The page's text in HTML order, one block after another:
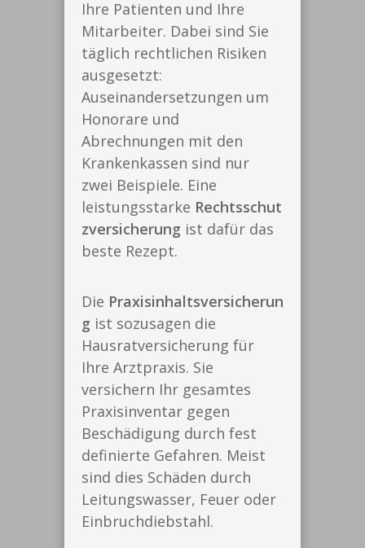
Ihre Patienten und Ihre
Mitarbeiter. Dabei sind Sie
täglich rechtlichen Risiken
ausgesetzt:
Auseinandersetzungen um
Honorare und
Abrechnungen mit den
Krankenkassen sind nur
zwei Beispiele. Eine
leistungsstarke Rechtsschut
zversicherung ist dafür das
beste Rezept.
Die Praxisinhaltsversicherun
g ist sozusagen die
Hausratversicherung für
Ihre Arztpraxis. Sie
versichern Ihr gesamtes
Praxisinventar gegen
Beschädigung durch fest
definierte Gefahren. Meist
sind dies Schäden durch
Leitungswasser, Feuer oder
Einbruchdiebstahl.